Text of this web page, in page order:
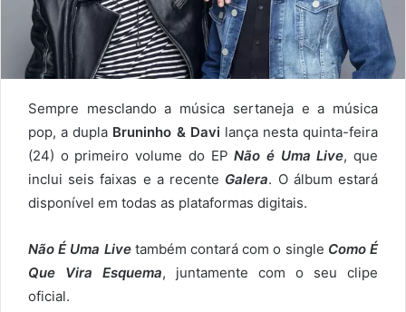
Sempre mesclando a música sertaneja e a música
pop, a dupla Bruninho & Davi lança nesta quinta-feira
(24) o primeiro volume do EPNão é Uma Live, que
inclui seis faixas e a recente Galera. O álbum estará
disponível em todas as plataformas digitais.
Não É Uma Livetambém contará com o single Como É
Que Vira Esquema, juntamente com o seu clipe
oficial.